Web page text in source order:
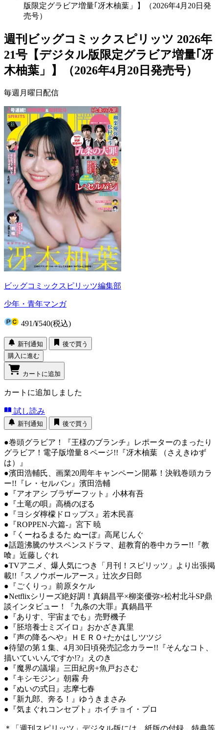
版限定グラビア増量｢冴木柚葉」】（2026年4月20日発
売号）
週刊ビッグコミックスピリッツ 2026年
21号【デジタル版限定グラビア増量｢冴
木柚葉」】（2026年4月20日発売号）
毎週月曜日配信
ビッグコミックスピリッツ編集部
少年・青年マンガ
491/¥540(税込)
新刊通知
後で買う
購入に進む
カートに追加
カートに追加しました
試し読み
新刊通知 後で買う
●巻頭グラビア！『王様のブランチ』レポーターのまったり
グラビア！電子版増量８ページ!!『冴木柚葉 （さえきゆず
は）』
●濱田浩輔氏、画業20周年キャンペーン開幕！決戦巻頭カラ
ー!!『レ・セルバン』濱田浩輔
●『アオアシ ブラザーフット』小林有吾
●『土竜の唄』高橋のぼる
●『ヨシダ檸檬ドロップス』若木民喜
●『ROPPEN-六篇-』宮下 暁
●『くーねるまるた ぬーぼ』高尾じんぐ
●話題沸騰のサスペンスドラマ、超教育的巻中カラー!!『教
喰』近藤しぐれ
●TVアニメ、爆人気につき「月刊！スピリッツ」より出張掲
載!!『スノウボールアース』辻次夕日郎
●『ごくりっ』前原タケル
●Netflixシリーズ絶好調！真鍋昌平×柳楽優弥×松村北斗SP鼎
談インタビュー！『九条の大罪』真鍋昌平
●『ありす、宇宙までも』売野機子
●『胚培養士ミズイロ』おかざき真里
●『声の降るへや』ＨＥＲＯ+たかはしツツジ
●待望の第１集、4月30日頃発売記念カラー!!『そんなコト、
描いていいんですか!?』えのき
●『魔界の議場』三田紀房+魚戸おさむ
●『キシモジン』朝霧 舟
●『ぬいの式日』志摩七春
●『新九郎、奔る！』ゆうきまさみ
●『気まぐれコンセプト』ホイチョイ・プロ
＊「週刊スピリッツ」デジタル版には、紙版の付録、特典等